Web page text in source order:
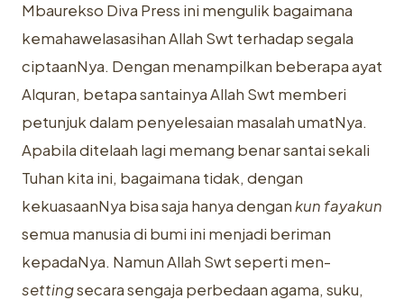
Mbaurekso Diva Press ini mengulik bagaimana
kemahawelasasihan Allah Swt terhadap segala
ciptaanNya. Dengan menampilkan beberapa ayat
Alquran, betapa santainya Allah Swt memberi
petunjuk dalam penyelesaian masalah umatNya.
Apabila ditelaah lagi memang benar santai sekali
Tuhan kita ini, bagaimana tidak, dengan
kekuasaanNya bisa saja hanya dengankun fayakun
semua manusia di bumi ini menjadi beriman
kepadaNya. Namun Allah Swt seperti men-
settingsecara sengaja perbedaan agama, suku,